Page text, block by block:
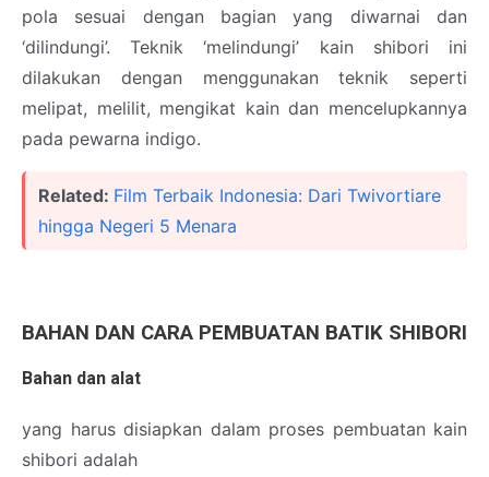
pola sesuai dengan bagian yang diwarnai dan
‘dilindungi’. Teknik ‘melindungi’ kain shibori ini
dilakukan dengan menggunakan teknik seperti
melipat, melilit, mengikat kain dan mencelupkannya
pada pewarna indigo.
Related: Film Terbaik Indonesia: Dari Twivortiare
hingga Negeri 5 Menara
BAHAN DAN CARA PEMBUATAN BATIK SHIBORI
Bahan dan alat
yang harus disiapkan dalam proses pembuatan kain
shibori adalah